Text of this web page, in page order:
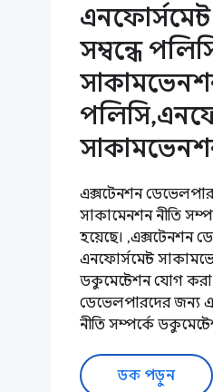
সম্বন্ধে
এক্সটেনশন
সাকামেনশন নীতি
হয়েছে। ,এক্সটেনশন
এনফোর্সমেন্ট
ডকুমেন্টেশন যোগ করা
ডেভেলপারদের জন্য
নীতি সম্পর্কে
ডক পড়ুন